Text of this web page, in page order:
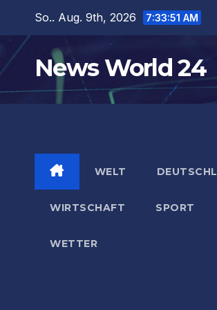
springen
So.. Aug. 9th, 2026 7:33:52 AM
News World 24
WELT
WIRTSCHAFT SPORT
WETTER